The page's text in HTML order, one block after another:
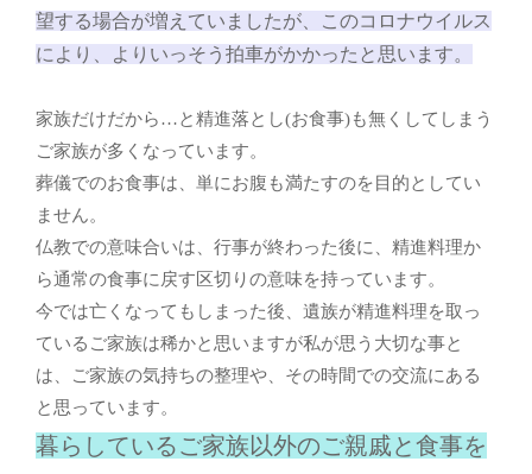
望する場合が増えていましたが、このコロナウイルス
により、よりいっそう拍車がかかったと思います。
家族だけだから…と精進落とし(お食事)も無くしてしまう
ご家族が多くなっています。
葬儀でのお食事は、単にお腹も満たすのを目的としてい
ません。
仏教での意味合いは、行事が終わった後に、精進料理か
ら通常の食事に戻す区切りの意味を持っています。
今では亡くなってもしまった後、遺族が精進料理を取っ
ているご家族は稀かと思いますが私が思う大切な事と
は、ご家族の気持ちの整理や、その時間での交流にある
と思っています。
暮らしているご家族以外のご親戚と食事を